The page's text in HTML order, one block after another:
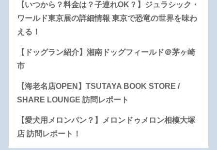
【いつから？料金は？子連れOK？】ジュラシック・
ワールド東京展の詳細情報 東京で恐竜の世界を味わ
える！
【ドッグラン紹介】湘南ドッグフィールド＠茅ヶ崎
市
【海老名店OPEN】TSUTAYA BOOK STORE /
SHARE LOUNGE 訪問レポート
【愛犬用メロンパン？】メロンドゥメロン相模大塚
店 訪問レポート！